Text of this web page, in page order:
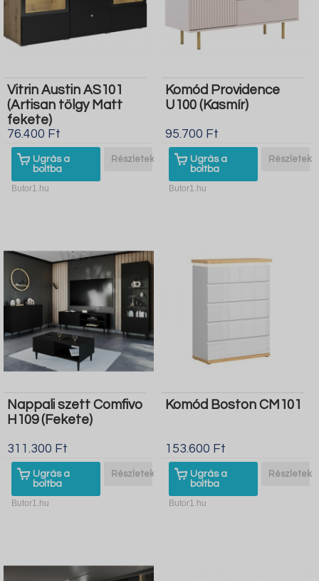
Vitrin Austin AS101
(Artisan tölgy Matt
fekete)
76.400 Ft
Ugrás a
boltba
Részletek
Butor1.hu
Komód Providence
U100 (Kasmír)
95.700 Ft
Ugrás a
boltba
Részletek
Butor1.hu
Nappali szett Comfivo
H109 (Fekete)
311.300 Ft
Ugrás a
boltba
Részletek
Butor1.hu
Komód Boston CM101
153.600 Ft
Ugrás a
boltba
Részletek
Butor1.hu